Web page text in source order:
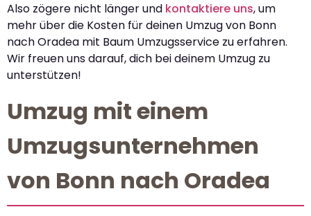
Also zögere nicht länger und kontaktiere uns, um
mehr über die Kosten für deinen Umzug von Bonn
nach Oradea mit Baum Umzugsservice zu erfahren.
Wir freuen uns darauf, dich bei deinem Umzug zu
unterstützen!
Umzug mit einem
Umzugsunternehmen
von Bonn nach Oradea